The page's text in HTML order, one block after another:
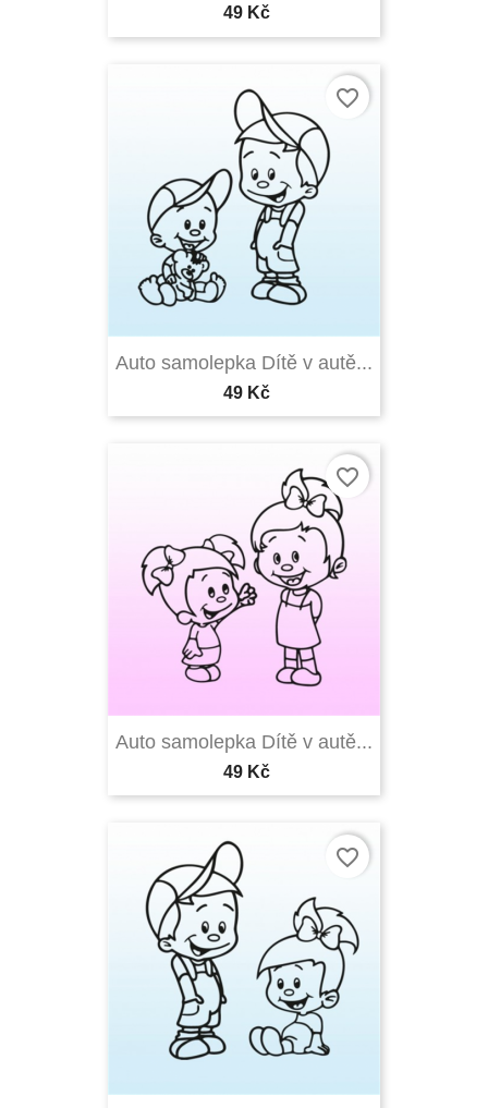
49 Kč
Auto samolepka Dítě v autě...
49 Kč
favorite_border
Auto samolepka Dítě v autě...
49 Kč
favorite_border
favorite_border